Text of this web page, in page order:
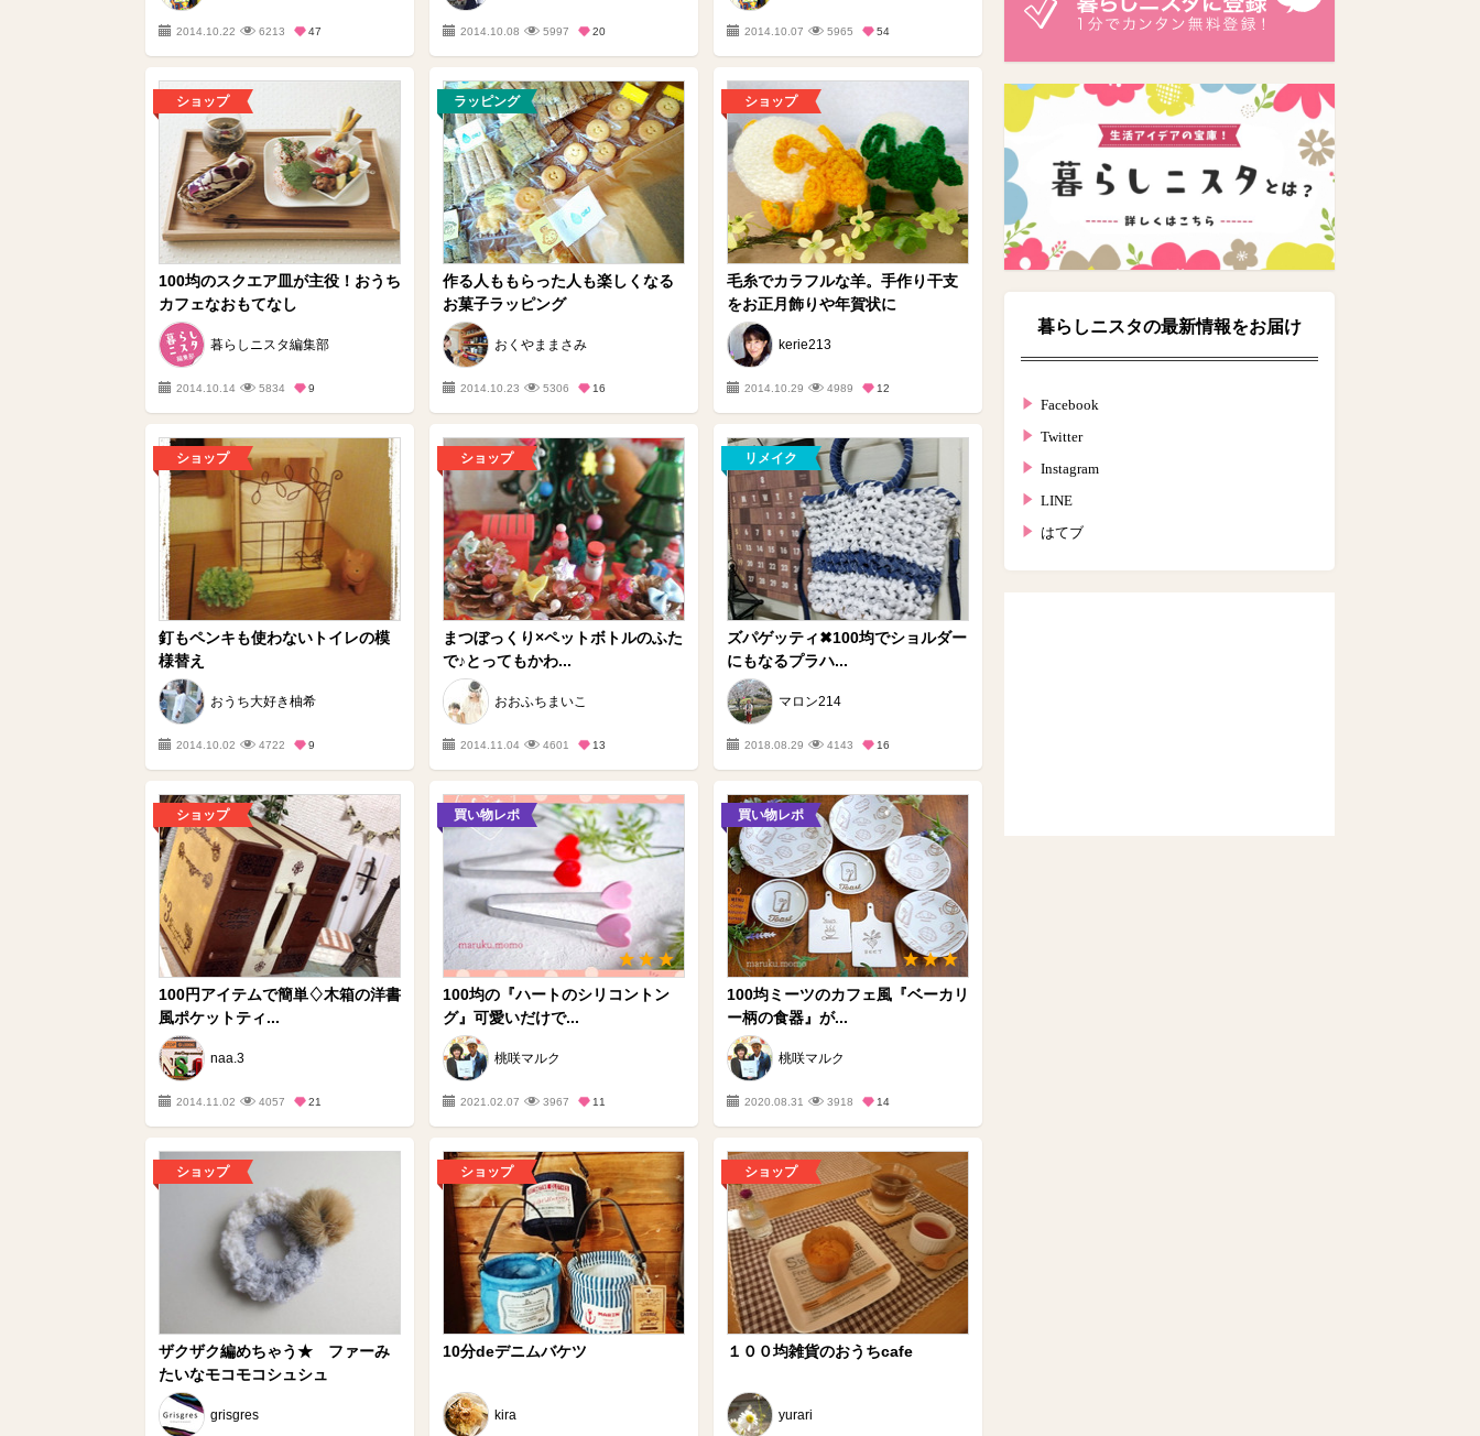
2014.10.22 6213 47 2014.10.08 5997 20 2014.10.07 5965 54
ショップ
100均のスクエア皿が主役！おうち
カフェなおもてなし
暮らしニスタ編集部
2014.10.14 5834 9
ラッピング
作る人ももらった人も楽しくなる
お菓子ラッピング
おくやままさみ
2014.10.23 5306 16
ショップ
毛糸でカラフルな羊。手作り干支
をお正月飾りや年賀状に
kerie213
2014.10.29 4989 12
ショップ
釘もペンキも使わないトイレの模
様替え
おうち大好き柚希
2014.10.02 4722 9
ショップ
まつぼっくり×ペットボトルのふた
で♪とってもかわ...
おおふちまいこ
2014.11.04 4601 13
リメイク
ズパゲッティ✖100均でショルダー
にもなるプラハ...
マロン214
2018.08.29 4143 16
ショップ
100円アイテムで簡単♢木箱の洋書
風ポケットティ...
naa.3
2014.11.02 4057 21
買い物レポ
100均の『ハートのシリコントン
グ』可愛いだけで...
桃咲マルク
2021.02.07 3967 11
買い物レポ
100均ミーツのカフェ風『ベーカリ
ー柄の食器』が...
桃咲マルク
2020.08.31 3918 14
ショップ
ザクザク編めちゃう★ ファーみ
たいなモコモコシュシュ
grisgres
ショップ
10分deデニムバケツ
kira
ショップ
１００均雑貨のおうちcafe
yurari
暮らしニスタの最新情報をお届け
Facebook
Twitter
Instagram
LINE
はてブ